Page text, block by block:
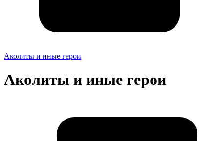
Аколиты и иные герои
Аколиты и иные герои